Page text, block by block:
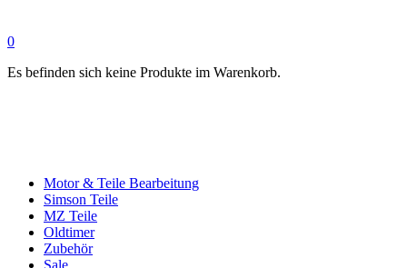
0
Es befinden sich keine Produkte im Warenkorb.
Motor & Teile Bearbeitung
Simson Teile
MZ Teile
Oldtimer
Zubehör
Sale